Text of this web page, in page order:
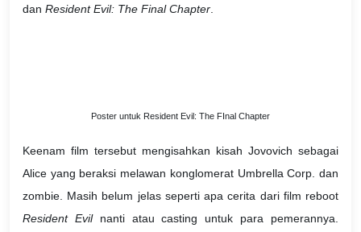
dan Resident Evil: The Final Chapter
Poster untuk Resident Evil: The FInal Chapter
Keenam film tersebut mengisahkan kisah Jovovich sebagai
Alice yang beraksi melawan konglomerat Umbrella Corp. dan
zombie. Masih belum jelas seperti apa cerita dari film reboot
Resident Evilnanti atau casting untuk para pemerannya.